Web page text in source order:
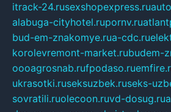
itrack-24.rusexshopexpress.ru
alabuga-cityhotel.rupornv.ru
bud-em-znakomye.rua-cdc.ru
korolevremont-market.rubudem-
oooagrosnab.rufpodaso.ru
ukrasotki.ruseksuzbek.ruseks-
sovratili.ruolecoon.ruvd-dosug.ru